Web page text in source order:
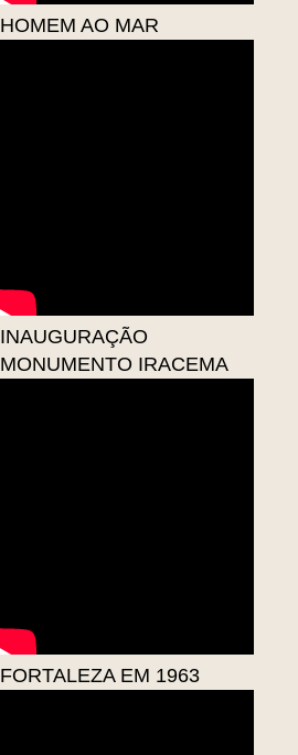
HOMEM AO MAR
INAUGURAÇÃO
MONUMENTO IRACEMA
FORTALEZA EM 1963